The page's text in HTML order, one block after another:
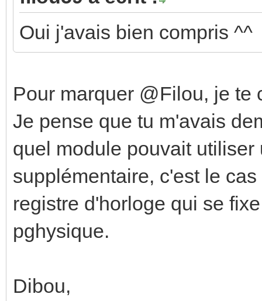
Oui j'avais bien compris ^^
Pour marquer @Filou, je te
Je pense que tu m'avais
quel module pouvait
supplémentaire, c'est le
registre d'horloge qui se
pghysique.
Dibou,